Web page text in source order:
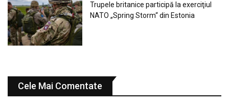
Trupele britanice participă la exerciţiul
NATO „Spring Storm“ din Estonia
Cele Mai Comentate